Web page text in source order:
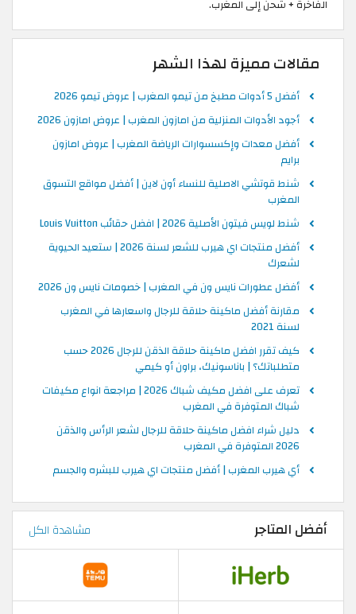
الفاخرة + شحن إلى المغرب.
مقالات مميزة لهذا الشهر
أفضل 5 أدوات مطبخ من تيمو المغرب | عروض تيمو 2026
أجود الأدوات المنزلية من امازون المغرب | عروض امازون 2026
أفضل معدات وإكسسوارات الرياضة المغرب | عروض امازون
برايم
شنط قوتشي الاصلية للنساء أون لاين | أفضل مواقع التسوق
المغرب
شنط لويس فيتون الأصلية 2026 | افضل حقائب Louis Vuitton
أفضل منتجات اي هيرب للشعر لسنة 2026 | ستعيد الحيوية
لشعرك
أفضل عطورات نايس ون في المغرب | خصومات نايس ون 2026
مقارنة أفضل ماكينة حلاقة للرجال واسعارها في المغرب
لسنة 2021
كيف تقرر افضل ماكينة حلاقة الذقن للرجال 2026 حسب
متطلباتك؟ | باناسونيك، براون أو كيمي
تعرف على افضل مكيف شباك 2026 | مراجعة انواع مكيفات
شباك المتوفرة في المغرب
دليل شراء افضل ماكينة حلاقة للرجال لشعر الرأس والذقن
2026 المتوفرة في المغرب
أي هيرب المغرب | أفضل منتجات اي هيرب للبشره والجسم
أفضل المتاجر مشاهدة الكل